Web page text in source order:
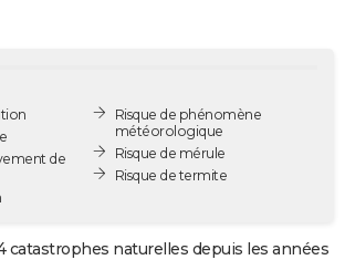
de
Risque de phénomène
météorologique
Risque de mérule
Risque de termite
catastrophes naturelles depuis les années